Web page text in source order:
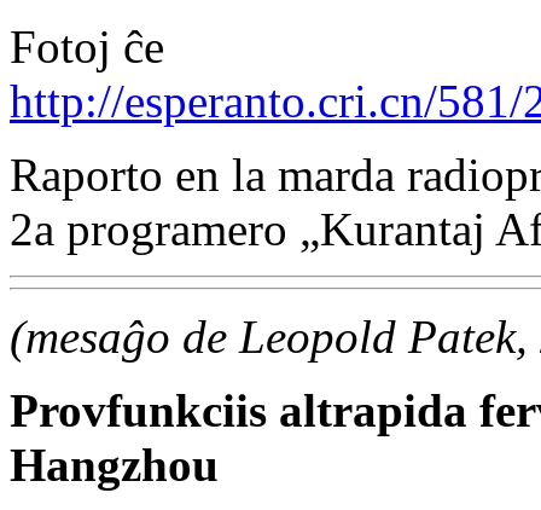
Fotoj ĉe
http://esperanto.cri.cn/
Raporto en la marda
2a programero „Kurantaj
(mesaĝo de Leopold
Provfunkciis altrapida
Hangzhou